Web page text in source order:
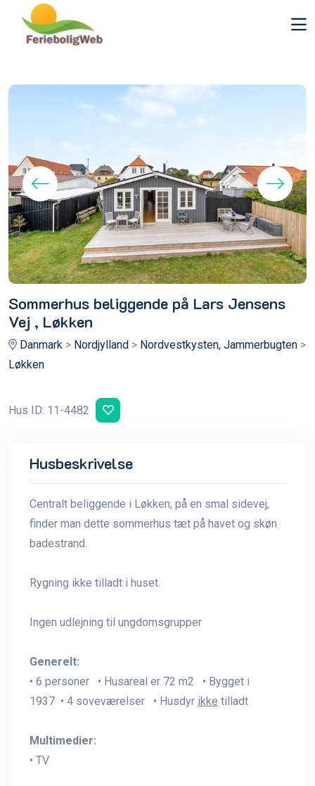
Sommerhus beliggende på Lars Jensens
Vej , Løkken
Danmark > Nordjylland > Nordvestkysten, Jammerbugten >
Løkken
Hus ID: 11-4482
Husbeskrivelse
Centralt beliggende i Løkken, på en smal sidevej,
finder man dette sommerhus tæt på havet og skøn
badestrand.
Rygning ikke tilladt i huset.
Ingen udlejning til ungdomsgrupper
Generelt:
• 6 personer • Husareal er 72 m2 • Bygget i
1937 • 4 soveværelser • Husdyr ikke tilladt
Multimedier:
• TV